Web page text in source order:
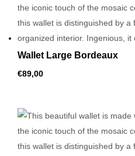
Wallet Large Bordeaux
€89,00